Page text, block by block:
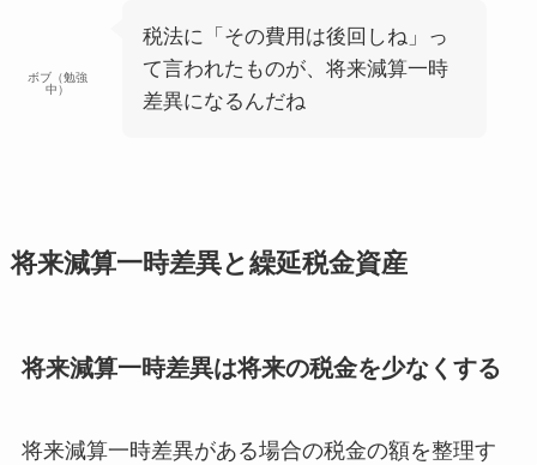
ボブ（勉強
中）
税法に「その費用は後回しね」っ
て言われたものが、将来減算一時
差異になるんだね
将来減算一時差異と繰延税金資産
将来減算一時差異は将来の税金を少なくする
将来減算一時差異がある場合の税金の額を整理す